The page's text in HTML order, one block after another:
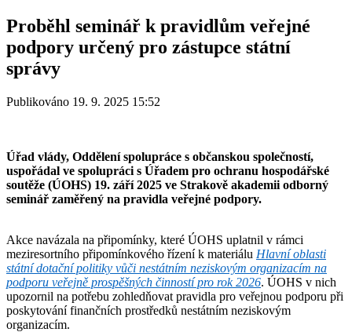
Proběhl seminář k pravidlům veřejné
podpory určený pro zástupce státní
správy
Publikováno 19. 9. 2025 15:52
Úřad vlády, Oddělení spolupráce s občanskou společností,
uspořádal ve spolupráci s Úřadem pro ochranu hospodářské
soutěže (ÚOHS) 19. září 2025 ve Strakově akademii odborný
seminář zaměřený na pravidla veřejné podpory.
Akce navázala na připomínky, které ÚOHS uplatnil v rámci
meziresortního připomínkového řízení k materiálu Hlavní oblasti
státní dotační politiky vůči nestátním neziskovým organizacím na
podporu veřejně prospěšných činností pro rok 2026. ÚOHS v nich
upozornil na potřebu zohledňovat pravidla pro veřejnou podporu při
poskytování finančních prostředků nestátním neziskovým
organizacím.